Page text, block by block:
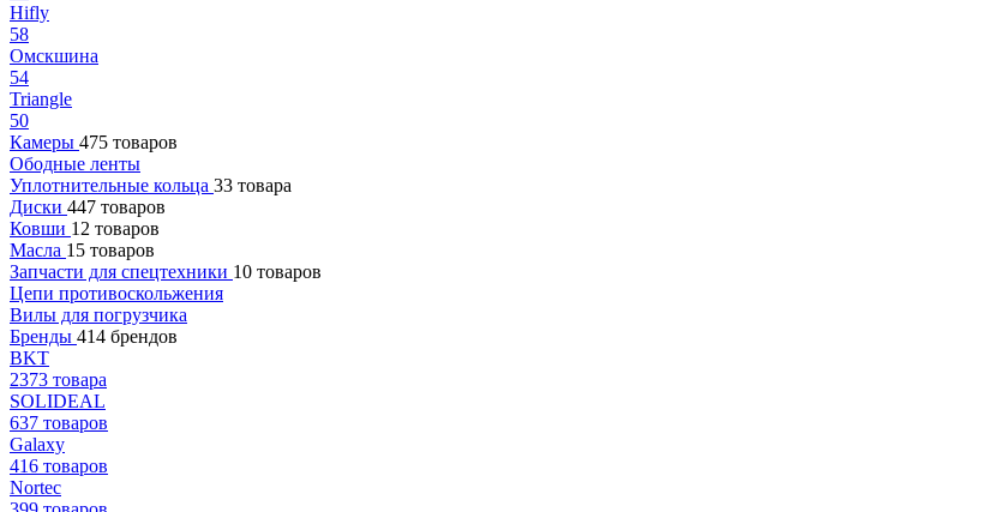
Hifly
58
Омскшина
54
Triangle
50
Камеры 475 товаров
Ободные ленты
Уплотнительные кольца 33 товара
Диски 447 товаров
Ковши 12 товаров
Масла 15 товаров
Запчасти для спецтехники 10 товаров
Цепи противоскольжения
Вилы для погрузчика
Бренды 414 брендов
BKT
2373 товара
SOLIDEAL
637 товаров
Galaxy
416 товаров
Nortec